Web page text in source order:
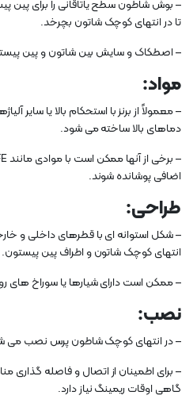
– بوش شاطون سطح یاتاقانی را برای
تا در انتهای کوچک شاتون بچرخد.
– اصطکاک و سایش بین شاتون و پین
مواد:
– معمولاً از برنز با استحکام بالا یا سایر
دماهای بالا ساخته می شود.
اضافی پوشانده شوند.
طراحی:
– شکل استوانه ای با قطرهای داخلی و
انتهای کوچک شاتون و اطراف پین پیستون.
– ممکن است دارای شیارها یا سوراخ های
نصب:
– در انتهای کوچک شاطون پرس نصب می
– برای اطمینان از اتصال و فاصله گذاری
گاهی اوقات ریمینگ نیاز دارد.